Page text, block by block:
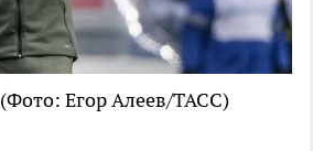
(Фото: Егор Алеев/ТАСС)